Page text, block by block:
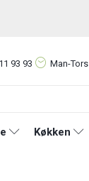
93 93 Man-Tors
Køkken